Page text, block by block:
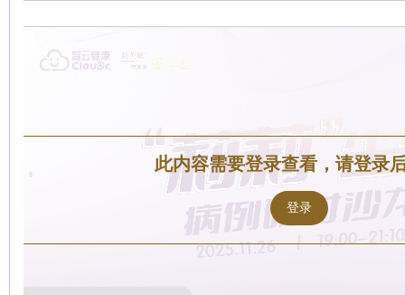
此内容需要登录查看，请登录
登录